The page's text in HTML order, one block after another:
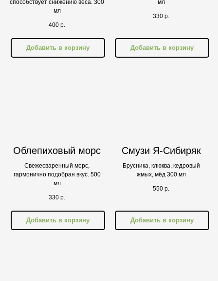
способствует снижению веса. 300
мл
400 р.
Добавить в корзину
мл
330 р.
Добавить в корзину
Облепиховый морс
Свежесваренный морс,
гармонично подобран вкус. 500
мл
330 р.
Добавить в корзину
Смузи Я-Сибиряк
Брусника, клюква, кедровый
жмых, мёд 300 мл
550 р.
Добавить в корзину